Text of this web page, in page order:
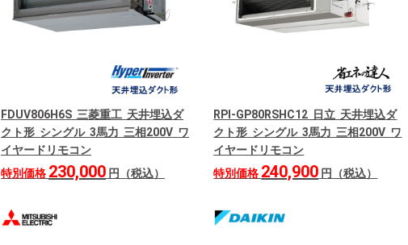
FDUV806H6S 三菱重工 天井埋込ダ
クト形 シングル 3馬力 三相200V ワ
イヤードリモコン
特別価格 230,000 円（税込）
RPI-GP80RSHC12 日立 天井埋込ダ
クト形 シングル 3馬力 三相200V ワ
イヤードリモコン
特別価格 240,900 円（税込）